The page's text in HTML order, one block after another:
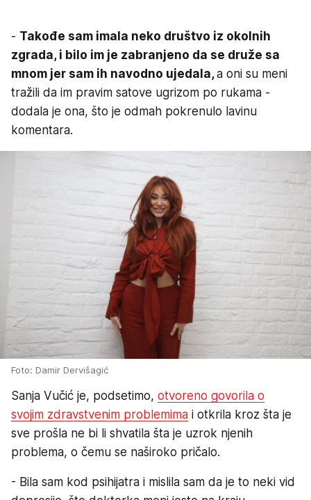
- Takođe sam imala neko društvo iz okolnih
zgrada, i bilo im je zabranjeno da se druže sa
mnom jer sam ih navodno ujedala,a oni su meni
tražili da im pravim satove ugrizom po rukama -
dodala je ona, što je odmah pokrenulo lavinu
komentara.
Foto: Damir Dervišagić
Sanja Vučić je, podsetimo, otvoreno govorila o
svojim zdravstvenim problemima i otkrila kroz šta je
sve prošla ne bi li shvatila šta je uzrok njenih
problema, o čemu se naširoko pričalo.
- Bila sam kod psihijatra i mislila sam da je to neki vid